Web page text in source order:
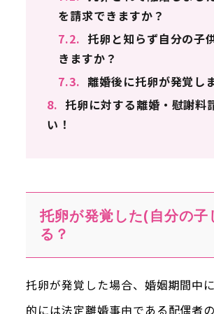
を請求できますか？
7.2. 托卵と知らず自分の子
きますか？
7.3. 離婚後に托卵が発覚し
8. 托卵に対する離婚・慰謝料
い！
托卵が発覚した(自分の子
る？
托卵が発覚した場合、婚姻期間中
的には法定離婚事由である配偶者